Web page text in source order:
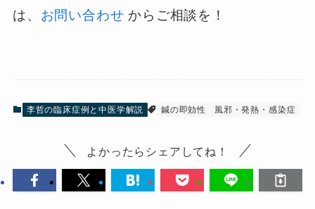
は、 お問い合わせ からご相談を！
李哲の臨床症例と中医学解説 鍼の即効性 風邪・発熱・感染症
よかったらシェアしてね！